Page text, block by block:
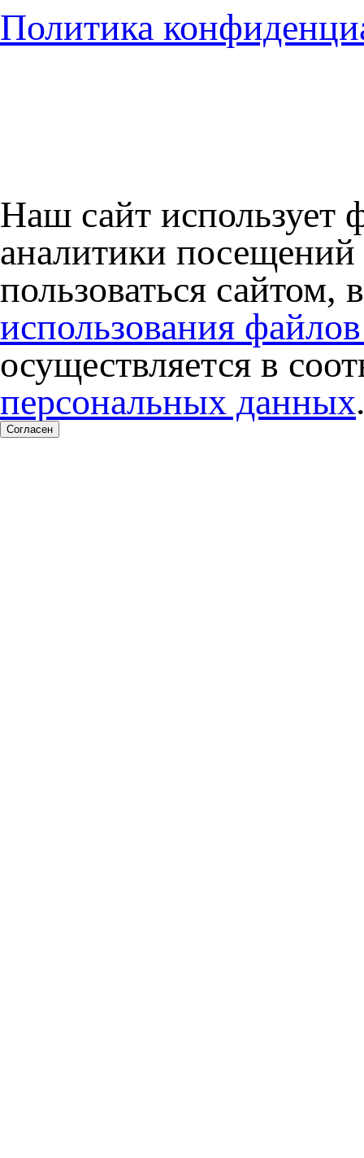
Политика
Наш сайт использует
аналитики
пользоваться
использования
осуществляется в
персональных данных
Согласен